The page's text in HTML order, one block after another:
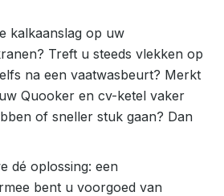
kalkaanslag op uw
Treft u steeds vlekken op
na een vaatwasbeurt? Merkt
Quooker en cv-ketel vaker
of sneller stuk gaan? Dan
dé oplossing: een
bent u voorgoed van